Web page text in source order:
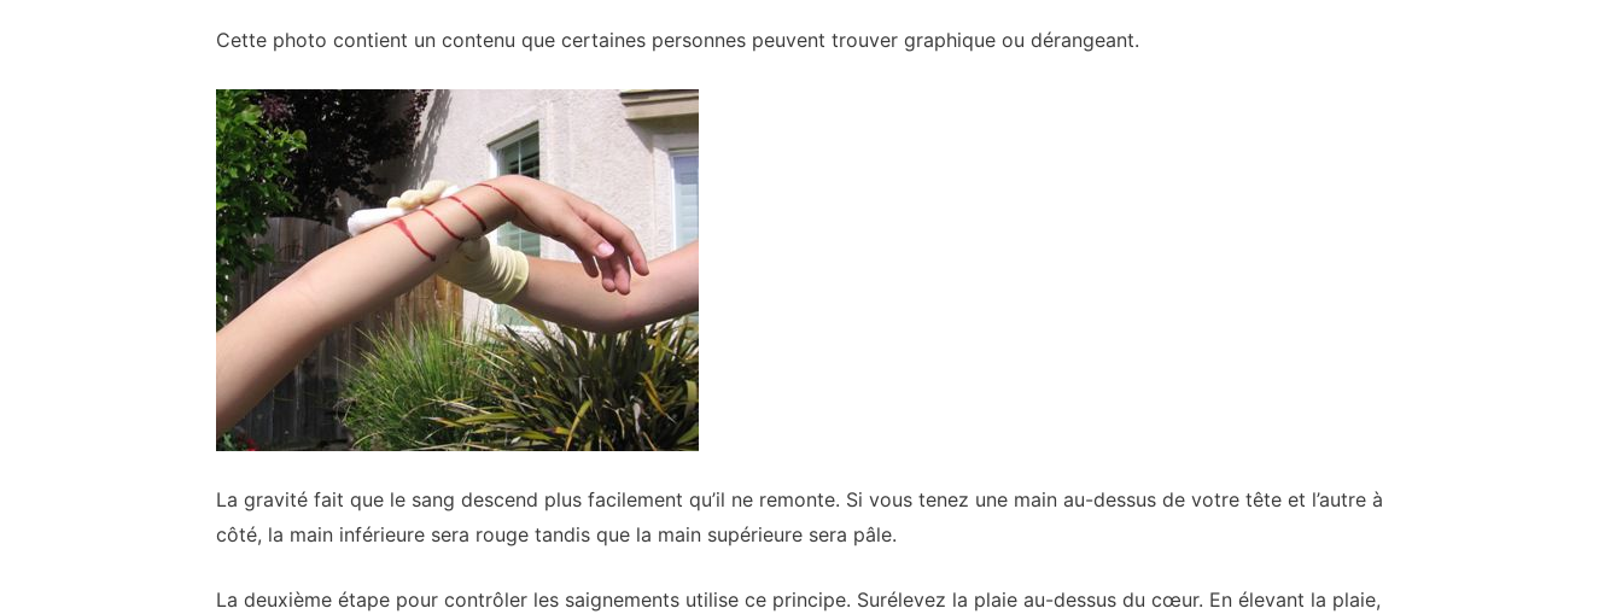
Cette photo contient un contenu que certaines personnes peuvent trouver graphique ou dérangeant.
La gravité fait que le sang descend plus facilement qu’il ne remonte. Si vous tenez une main au-dessus de votre tête et l’autre à
côté, la main inférieure sera rouge tandis que la main supérieure sera pâle.
La deuxième étape pour contrôler les saignements utilise ce principe. Surélevez la plaie au-dessus du cœur. En élevant la plaie,